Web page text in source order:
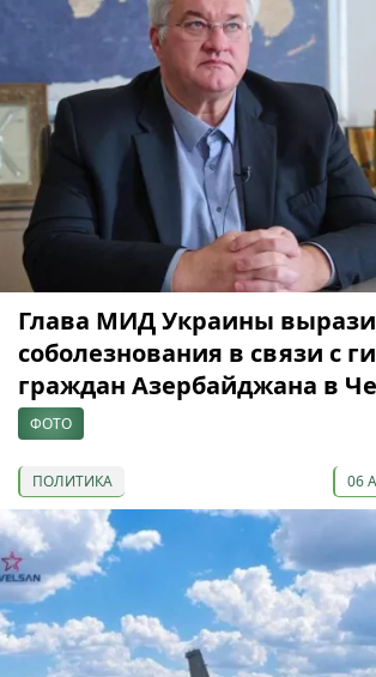
Глава МИД Украины
соболезнования в связи с
граждан Азербайджана в
ФОТО
ПОЛИТИКА 06